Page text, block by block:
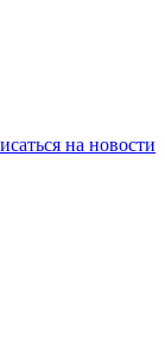
на новости